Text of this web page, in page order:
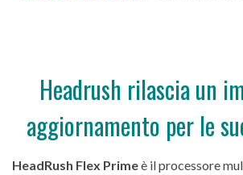
Headrush rilascia un
aggiornamento per le
HeadRush Flex Primeè il processore